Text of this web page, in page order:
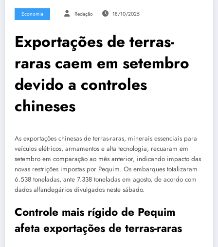
Economia Redação 18/10/2025
Exportações de terras-
raras caem em setembro
devido a controles
chineses
As exportações chinesas de terras-raras, minerais essenciais para
veículos elétricos, armamentos e alta tecnologia, recuaram em
setembro em comparação ao mês anterior, indicando impacto das
novas restrições impostas por Pequim. Os embarques totalizaram
6.538 toneladas, ante 7.338 toneladas em agosto, de acordo com
dados alfandegários divulgados neste sábado.
Controle mais rígido de Pequim
afeta exportações de terras-raras